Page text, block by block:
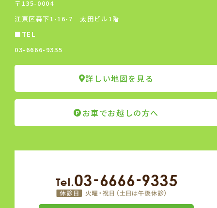
〒135-0004
江東区森下1-16-7 太田ビル1階
■TEL
03-6666-9335
詳しい地図を見る
お車でお越しの方へ